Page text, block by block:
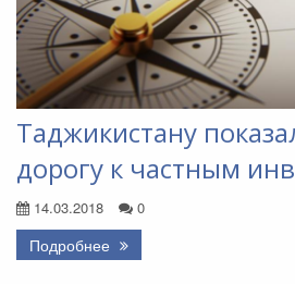
Таджикистану
дорогу к частным
14.03.2018 0
Подробнее